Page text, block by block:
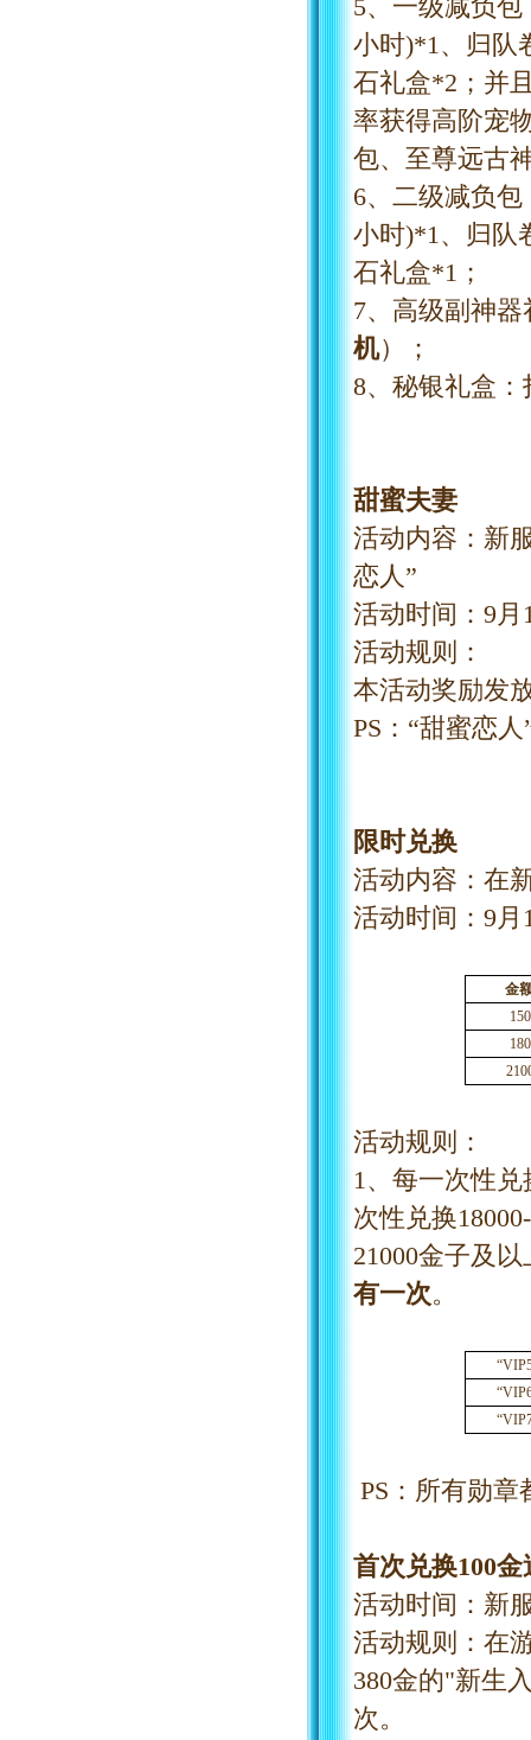
5、一级减负
小时)*1、归队
石礼盒*2；并
率获得高阶宠
包、至尊远古
6、二级减负
小时)*1、归队
石礼盒*1；
7、高级副神
机）；
8、秘银礼盒
甜蜜夫妻
活动内容：新
恋人”
活动时间： 9月
活动规则：
本活动奖励发
PS：“甜蜜恋
限时兑换
活动内容：在
活动时间： 9月
金
活动规则：
1、每一次性兑
次性兑换
21000金子及
有一次。
“VIP
“VIP
PS：所有勋章
首次兑换100
活动时间：新
活动规则：在
380金的"新生
次。